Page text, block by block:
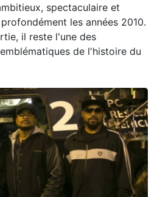
spectaculaire et
les années 2010.
il reste l'une des
de l'histoire du